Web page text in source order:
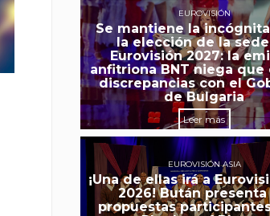
EUROVISIÓN
Se mantiene la
la elección de la
Eurovisión 2027: la
anfitriona BNT niega que
discrepancias con el
de Bulgaria
Leer más
EUROVISIÓN ASIA
¡Una de ellas irá a
2026! Bután presenta
propuestas